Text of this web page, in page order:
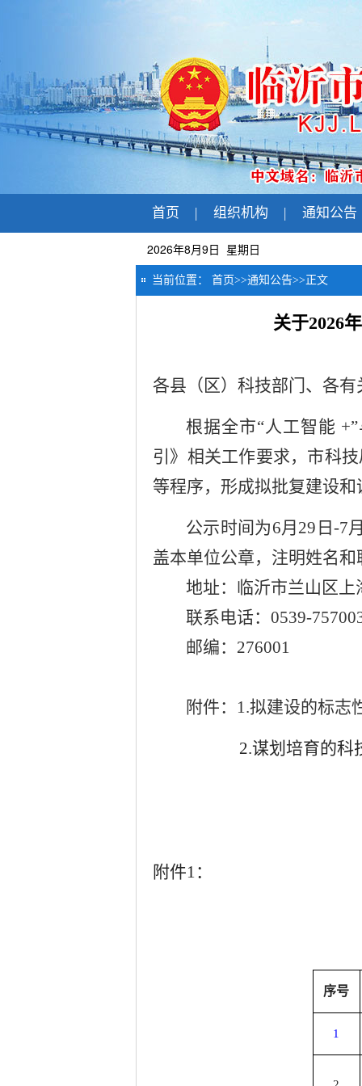
首页 | 组织机构 | 通知公告
2026年8月9日 星期日
当前位置： 首页>>通知公告>> 正文
关于2026
各县（区）科技部门、各有
根据全市“人工智能 +”
引》相关工作要求，市科
等程序，形成拟批复建设
公示时间为6月 29 日 -7月
盖本单位公章，注明姓名和
地址：临沂市兰山区
联系电话： 0539-
邮编： 276001
附件： 1.拟建设的标志
2.谋划培育的科
附件1：
序号
1